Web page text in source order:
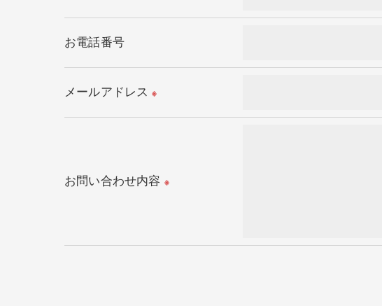
これらの委託先に対しては個人情報保護契約等の措置を
＜個人情報の安全管理＞
当社では、個人情報の漏洩等がなされないよう、適切
必要な情報を頂けない場合は、それに対応した当社の
当社では、お客様の個人情報の開示･訂正･削除・利用
お電話番号
メールアドレス ※
お問い合わせ内容 ※